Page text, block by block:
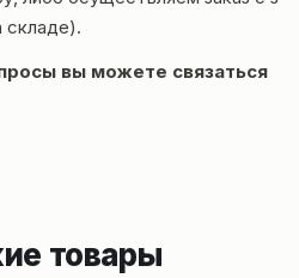
складе).
вы можете связаться
товары